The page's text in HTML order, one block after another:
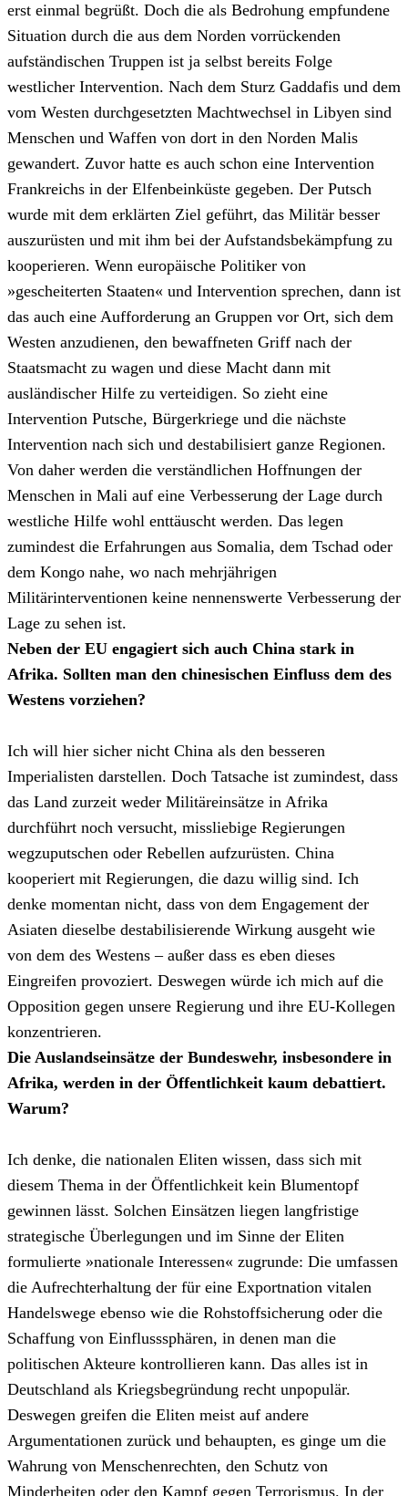
erst einmal begrüßt. Doch die als Bedrohung empfundene
Situation durch die aus dem Norden vorrückenden
aufständischen Truppen ist ja selbst bereits Folge
westlicher Intervention. Nach dem Sturz Gaddafis und dem
vom Westen durchgesetzten Machtwechsel in Libyen sind
Menschen und Waffen von dort in den Norden Malis
gewandert. Zuvor hatte es auch schon eine Intervention
Frankreichs in der Elfenbeinküste gegeben. Der Putsch
wurde mit dem erklärten Ziel geführt, das Militär besser
auszurüsten und mit ihm bei der Aufstandsbekämpfung zu
kooperieren. Wenn europäische Politiker von
»gescheiterten Staaten« und Intervention sprechen, dann ist
das auch eine Aufforderung an Gruppen vor Ort, sich dem
Westen anzudienen, den bewaffneten Griff nach der
Staatsmacht zu wagen und diese Macht dann mit
ausländischer Hilfe zu verteidigen. So zieht eine
Intervention Putsche, Bürgerkriege und die nächste
Intervention nach sich und destabilisiert ganze Regionen.
Von daher werden die verständlichen Hoffnungen der
Menschen in Mali auf eine Verbesserung der Lage durch
westliche Hilfe wohl enttäuscht werden. Das legen
zumindest die Erfahrungen aus Somalia, dem Tschad oder
dem Kongo nahe, wo nach mehrjährigen
Militärinterventionen keine nennenswerte Verbesserung der
Lage zu sehen ist.
Neben der EU engagiert sich auch China stark in
Afrika. Sollten man den chinesischen Einfluss dem des
Westens vorziehen?
Ich will hier sicher nicht China als den besseren
Imperialisten darstellen. Doch Tatsache ist zumindest, dass
das Land zurzeit weder Militäreinsätze in Afrika
durchführt noch versucht, missliebige Regierungen
wegzuputschen oder Rebellen aufzurüsten. China
kooperiert mit Regierungen, die dazu willig sind. Ich
denke momentan nicht, dass von dem Engagement der
Asiaten dieselbe destabilisierende Wirkung ausgeht wie
von dem des Westens – außer dass es eben dieses
Eingreifen provoziert. Deswegen würde ich mich auf die
Opposition gegen unsere Regierung und ihre EU-Kollegen
konzentrieren.
Die Auslandseinsätze der Bundeswehr, insbesondere in
Afrika, werden in der Öffentlichkeit kaum debattiert.
Warum?
Ich denke, die nationalen Eliten wissen, dass sich mit
diesem Thema in der Öffentlichkeit kein Blumentopf
gewinnen lässt. Solchen Einsätzen liegen langfristige
strategische Überlegungen und im Sinne der Eliten
formulierte »nationale Interessen« zugrunde: Die umfassen
die Aufrechterhaltung der für eine Exportnation vitalen
Handelswege ebenso wie die Rohstoffsicherung oder die
Schaffung von Einflusssphären, in denen man die
politischen Akteure kontrollieren kann. Das alles ist in
Deutschland als Kriegsbegründung recht unpopulär.
Deswegen greifen die Eliten meist auf andere
Argumentationen zurück und behaupten, es ginge um die
Wahrung von Menschenrechten, den Schutz von
Minderheiten oder den Kampf gegen Terrorismus. In der